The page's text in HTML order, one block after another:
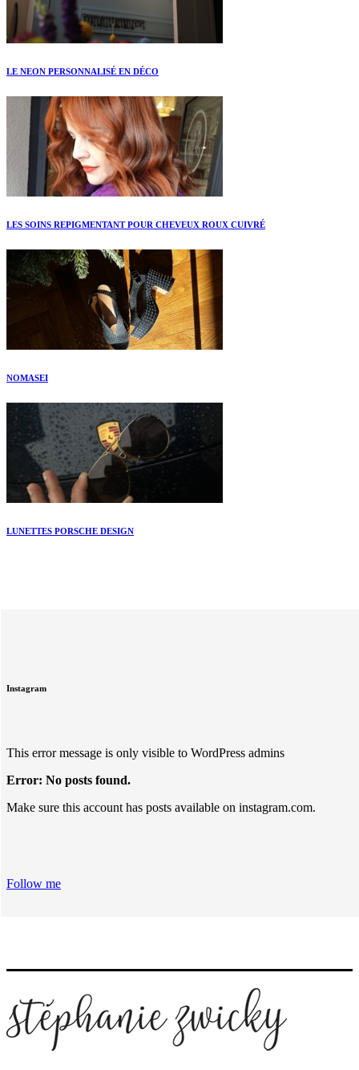
LE NEON PERSONNALISÉ EN DÉCO
LES SOINS REPIGMENTANT POUR CHEVEUX ROUX CUIVRÉ
NOMASEI
LUNETTES PORSCHE DESIGN
Instagram
This error message is only visible to WordPress admins
Error: No posts found.
Make sure this account has posts available on instagram.com.
Follow me